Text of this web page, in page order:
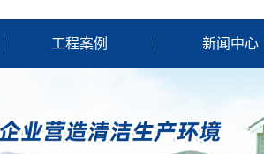
工程案例 新闻中心